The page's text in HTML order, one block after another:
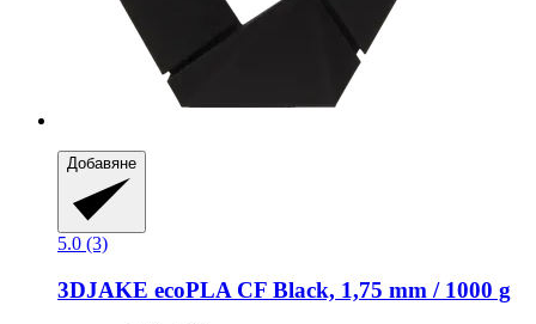
Добавяне
5.0 (3)
3DJAKE ecoPLA CF Black, 1,75 mm / 1000 g